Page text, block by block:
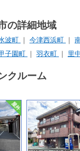
の詳細地域
波町 今津西浜町
子園町 羽衣町 里
クルーム